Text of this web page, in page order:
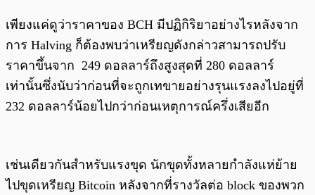
เพียงแค่ดูว่าราคาของ BCH มีปฏิกิริยาอย่างไรหลังจาก
การ Halving ก็ต้องพบว่าเหรียญดังกล่าวสามารถปรับ
ราคาขึ้นจาก 249 ดอลลาร์ถึงสูงสุดที่ 280 ดอลลาร์
เท่านั้นซึ่งนับว่าก่อนที่จะถูกเทขายอย่างรุนแรงลงไปอยู่ที่
232 ดอลลาร์น้อยไปกว่าก่อนเหตุการณ์ครึ่งเสียอีก
เช่นเดียวกันสำหรับแรงขุด นักขุดทั้งหลายกำลังแห่ย้าย
ไปขุดเหรียญ Bitcoin หลังจากที่รางวัลต่อ block ของพวก